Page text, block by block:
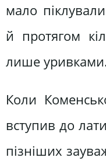
мало
й протягом
лише
Коли
вступив до
пізніших